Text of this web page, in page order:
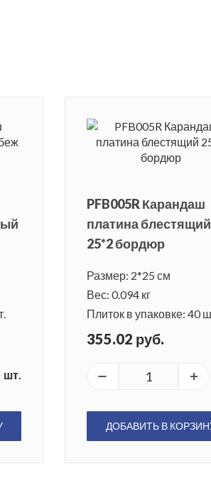
шт.
PFB005R Карандаш
платина блестящий
25*2 бордюр
Размер: 2*25 см
Вес: 0.094 кг
Плиток в упаковке: 40
355.02 руб.
ДОБАВИТЬ В